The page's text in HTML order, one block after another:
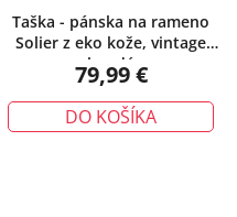
Taška - pánska na rameno
Solier z eko kože, vintage
hnedá
79,99 €
DO KOŠÍKA